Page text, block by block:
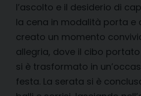
l’ascolto e il desiderio di
la cena in modalità porta e
creato un momento
allegria, dove il cibo
si è trasformato in
festa. La serata si è